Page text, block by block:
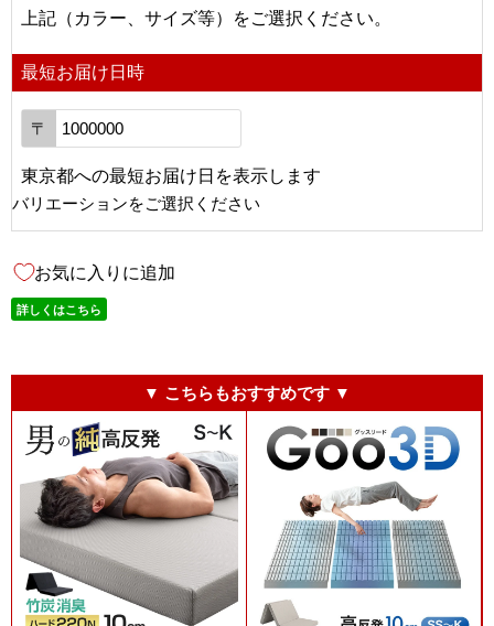
上記（カラー、サイズ等）をご選択ください。
最短お届け日時
〒
東京都への最短お届け日を表示します
バリエーションをご選択ください
お気に入りに追加
詳しくはこちら
▼ こちらもおすすめです ▼